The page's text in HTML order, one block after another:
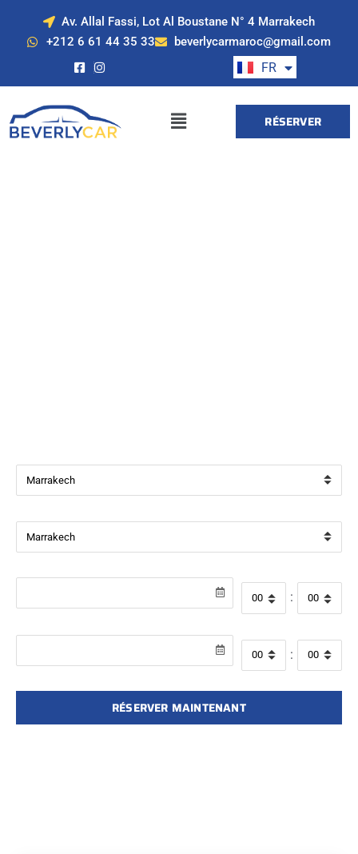
Av. Allal Fassi, Lot Al Boustane N° 4 Marrakech
+212 6 61 44 35 33
beverlycarmaroc@gmail.com
FR
EN
ES
DE
RÉSERVER
:
:
RÉSERVER MAINTENANT